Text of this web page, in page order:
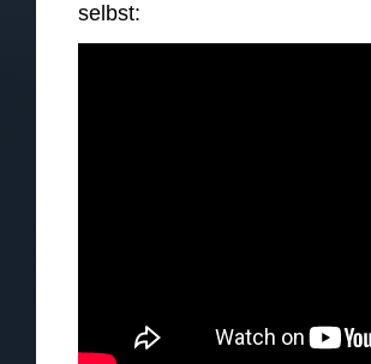
selbst: